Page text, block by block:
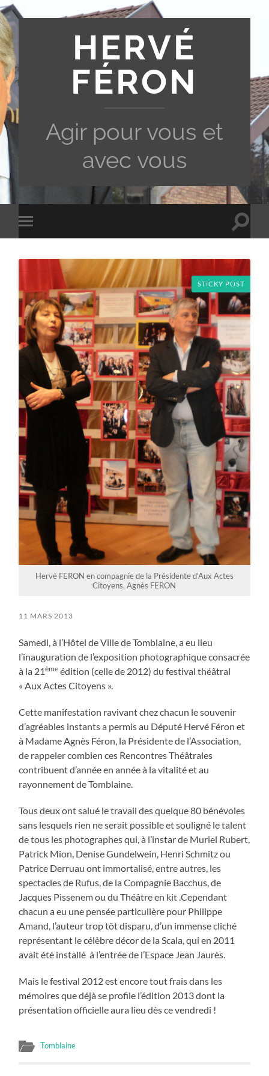
HERVÉ
FÉRON
Agir pour vous et
avec vous
Toggle
mobile
Toggle
STICKY POST
Hervé FERON en compagnie de la Présidente d'Aux Actes
Citoyens, Agnès FERON
11 MARS 2013
Samedi, à l’Hôtel de Ville de Tomblaine, a eu lieu
l’inauguration de l’exposition photographique consacrée
à la 21ème édition (celle de 2012) du festival théâtral
« Aux Actes Citoyens ».
Cette manifestation ravivant chez chacun le souvenir
d’agréables instants a permis au Député Hervé Féron et
à Madame Agnès Féron, la Présidente de l’Association,
de rappeler combien ces Rencontres Théâtrales
contribuent d’année en année à la vitalité et au
rayonnement de Tomblaine.
Tous deux ont salué le travail des quelque 80 bénévoles
sans lesquels rien ne serait possible et souligné le talent
de tous les photographes qui, à l’instar de Muriel Rubert,
Patrick Mion, Denise Gundelwein, Henri Schmitz ou
Patrice Derruau ont immortalisé, entre autres, les
spectacles de Rufus, de la Compagnie Bacchus, de
Jacques Pissenem ou du Théâtre en kit .Cependant
chacun a eu une pensée particulière pour Philippe
Amand, l’auteur trop tôt disparu, d’un immense cliché
représentant le célèbre décor de la Scala, qui en 2011
avait été installé à l’entrée de l’Espace Jean Jaurès.
Mais le festival 2012 est encore tout frais dans les
mémoires que déjà se profile l’édition 2013 dont la
présentation officielle aura lieu dès ce vendredi !
Tomblaine